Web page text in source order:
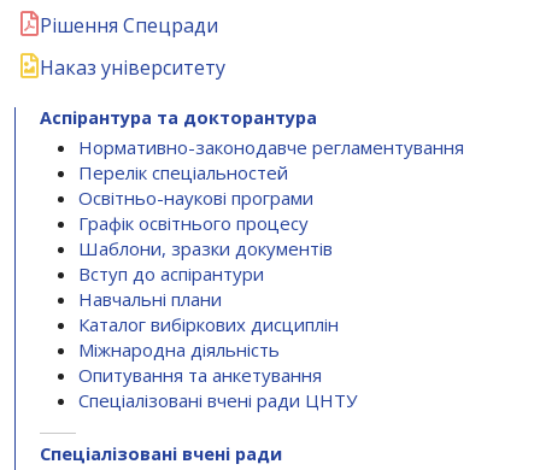
Рішення Cпецради
Наказ університету
Аспірантура та докторантура
Нормативно-законодавче регламентування
Перелік спеціальностей
Освітньо-наукові програми
Графік освітнього процесу
Шаблони, зразки документів
Вступ до аспірантури
Навчальні плани
Каталог вибіркових дисциплін
Міжнародна діяльність
Опитування та анкетування
Спеціалізовані вчені ради ЦНТУ
Спеціалізовані вчені ради